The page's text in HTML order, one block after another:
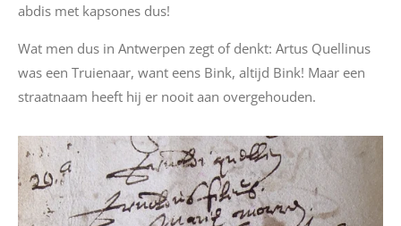
abdis met kapsones dus!
Wat men dus in Antwerpen zegt of denkt: Artus Quellinus
was een Truienaar, want eens Bink, altijd Bink! Maar een
straatnaam heeft hij er nooit aan overgehouden.